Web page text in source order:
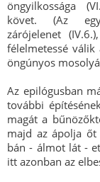
öngyilkossága
követ. (Az
zárójelenet
félelmetessé
öngúnyos
Az epilógusban
további
magát a
majd az ápolja
bán - álmot lát -
itt azonban az